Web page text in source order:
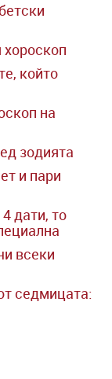
който
на
зодията
и пари
дати, то
всеки
седмицата: